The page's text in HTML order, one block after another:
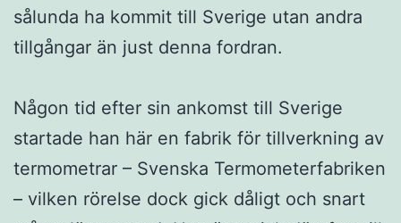
sålunda ha kommit till Sverige utan andra
tillgångar än just denna fordran.
Någon tid efter sin ankomst till Sverige
startade han här en fabrik för tillverkning av
termometrar – Svenska Termometerfabriken
– vilken rörelse dock gick dåligt och snart